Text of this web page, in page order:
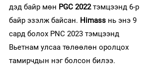
дэд байр мөн PGC 2022 тэмцээнд 6-р
байр эзэлж байсан. Himass нь энэ 9
сард болох PNC 2023 тэмцээнд
Вьетнам улсаа төлөөлөн оролцох
тамирчдын нэг болсон билээ.